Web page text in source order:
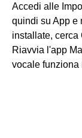
Accedi alle
quindi su App e
installate, cerca
Riavvia l'app
vocale funziona